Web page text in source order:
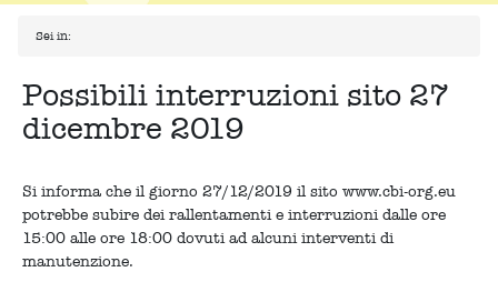
Sei in:
Possibili interruzioni sito 27
dicembre 2019
Si informa che il giorno 27/12/2019 il sito www.cbi-org.eu
potrebbe subire dei rallentamenti e interruzioni dalle ore
15:00 alle ore 18:00 dovuti ad alcuni interventi di
manutenzione.